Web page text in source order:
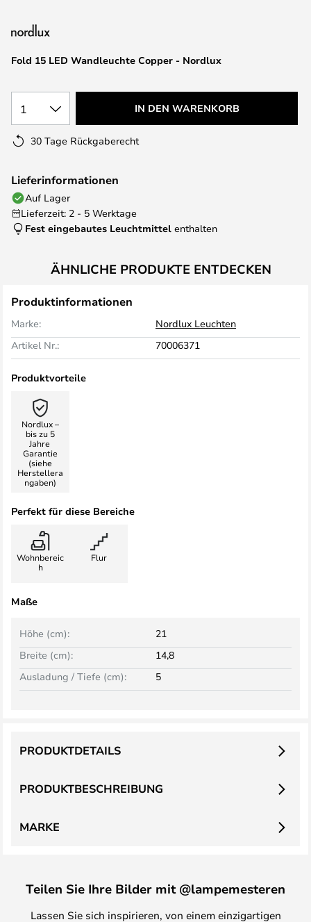
Fold 15 LED Wandleuchte Copper - Nordlux
1 IN DEN WARENKORB
30 Tage Rückgaberecht
Lieferinformationen
Auf Lager
Lieferzeit: 2 - 5 Werktage
Fest eingebautes Leuchtmittel enthalten
ÄHNLICHE PRODUKTE ENTDECKEN
Produktinformationen
Marke:
Nordlux Leuchten
Artikel Nr.:
70006371
Produktvorteile
Nordlux –
bis zu 5
Jahre
Garantie
(siehe
Herstellera
ngaben)
Perfekt für diese Bereiche
Wohnbereic
h
Flur
Maße
Breite (cm): 14,8
Höhe (cm): 21
Ausladung / Tiefe (cm): 5
PRODUKTBESCHREIBUNG
PRODUKTDETAILS
MARKE
Teilen Sie Ihre Bilder mit @lampemesteren
Lassen Sie sich inspirieren, von einem einzigartigen